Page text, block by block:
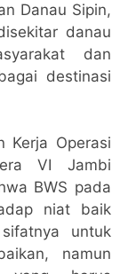
Danau Sipin,
danau
dan
destinasi
Kerja Operasi
VI Jambi
BWS pada
niat baik
untuk
namun